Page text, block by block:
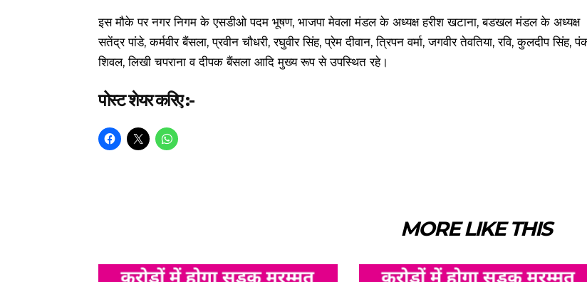
इस मौके पर नगर निगम के एसडीओ पदम भूषण, भाजपा मेवला मंडल के अध्यक्ष हरीश खटाना, बडखल मंडल के अध्यक्ष
सतेंद्र पांडे, कर्मवीर बैंसला, प्रवीन चौधरी, रघुवीर सिंह, प्रेम दीवान, त्रिपन वर्मा, जगवीर तेवतिया, रवि, कुलदीप सिंह,
शिवल, लिखी चपराना व दीपक बैंसला आदि मुख्य रूप से उपस्थित रहे।
पोस्ट शेयर करिए :-
MORE LIKE THIS